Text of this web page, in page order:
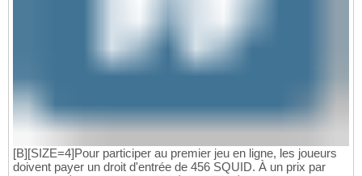
[B][SIZE=4]Pour participer au premier jeu en ligne, les joueurs
doivent payer un droit d'entrée de 456 SQUID. À un prix par